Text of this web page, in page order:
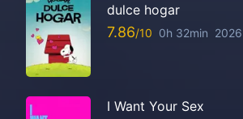
dulce hogar
7.86 0h 32min 2026
I Want Your Sex